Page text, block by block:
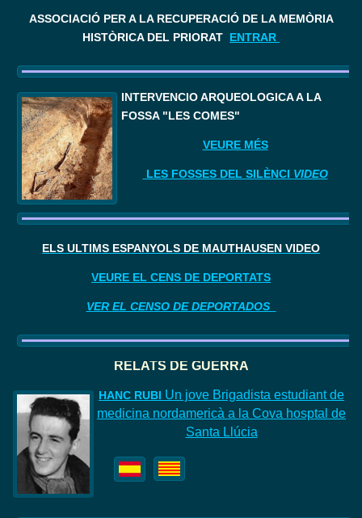
ASSOCIACIÓ PER A LA RECUPERACIÓ DE LA MEMÒRIA
HISTÒRICA DEL PRIORAT ENTRAR
INTERVENCIÓ ARQUEOLÒGICA A LA
FOSSA "LES COMES"
VEURE MÉS
LES FOSSES DEL SILÈNCI VIDEO
ELS ÚLTIMS ESPANYOLS DE MAUTHAUSEN VIDEO
VEURE EL CENS DE DEPORTATS
VER EL CENSO DE DEPORTADOS
RELATS DE GUERRA
HANC RUBI Un jove Brigadista estudiant de
medicina nordamericà a la Cova hosptal de
Santa Llúcia